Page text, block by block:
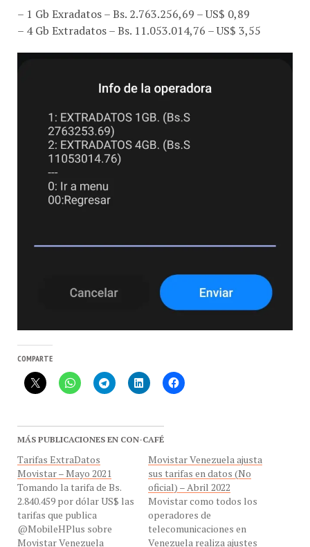
– 1 Gb Exradatos – Bs. 2.763.256,69 – US$ 0,89
– 4 Gb Extradatos – Bs. 11.053.014,76 – US$ 3,55
MÁS PUBLICACIONES EN CON-CAFÉ
Tarifas ExtraDatos
Movistar – Mayo 2021
Tomando la tarifa de Bs.
2.840.459 por dólar US$ las
tarifas que publica
@MobileHPlus sobre
Movistar Venezuela
Movistar Venezuela ajusta
sus tarifas en datos (No
oficial) – Abril 2022
Movistar como todos los
operadores de
telecomunicaciones en
Venezuela realiza ajustes